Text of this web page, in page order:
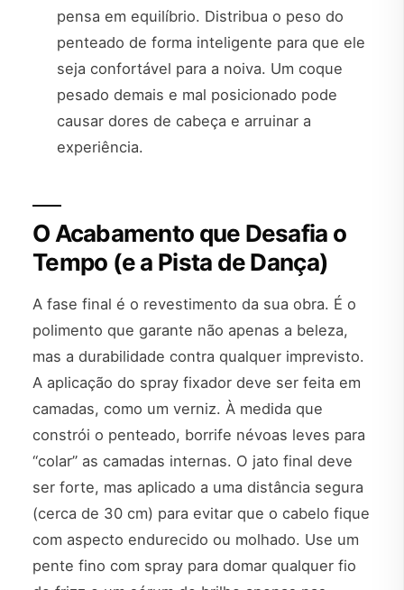
pensa em equilíbrio. Distribua o peso do
penteado de forma inteligente para que ele
seja confortável para a noiva. Um coque
pesado demais e mal posicionado pode
causar dores de cabeça e arruinar a
experiência.
O Acabamento que Desafia o
Tempo (e a Pista de Dança)
A fase final é o revestimento da sua obra. É o
polimento que garante não apenas a beleza,
mas a durabilidade contra qualquer imprevisto.
A aplicação do spray fixador deve ser feita em
camadas, como um verniz. À medida que
constrói o penteado, borrife névoas leves para
“colar” as camadas internas. O jato final deve
ser forte, mas aplicado a uma distância segura
(cerca de 30 cm) para evitar que o cabelo fique
com aspecto endurecido ou molhado. Use um
pente fino com spray para domar qualquer fio